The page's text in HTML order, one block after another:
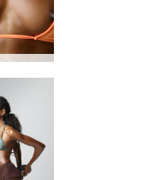
발레리 미니 비키니 #60